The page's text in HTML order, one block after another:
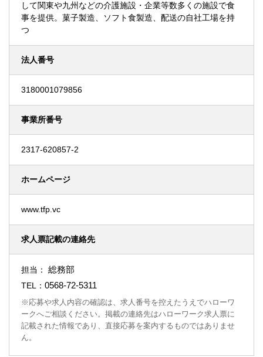
して関東や九州などの介護施設・企業等数多くの施設で食
事を提供。菓子製造、ソフト食製造、配送の自社工場を持
つ
法人番号
3180001079856
事業所番号
2317-620857-2
ホームページ
www.tfp.vc
求人票記載の連絡先
担当： 総務部
TEL： 0568-72-5311
※応募や求人内容の確認は、求人番号を控えたうえでハローワ
ークへご相談ください。掲載の連絡先はハローワーク求人票に
記載された情報であり、直接応募を案内するものではありませ
ん。